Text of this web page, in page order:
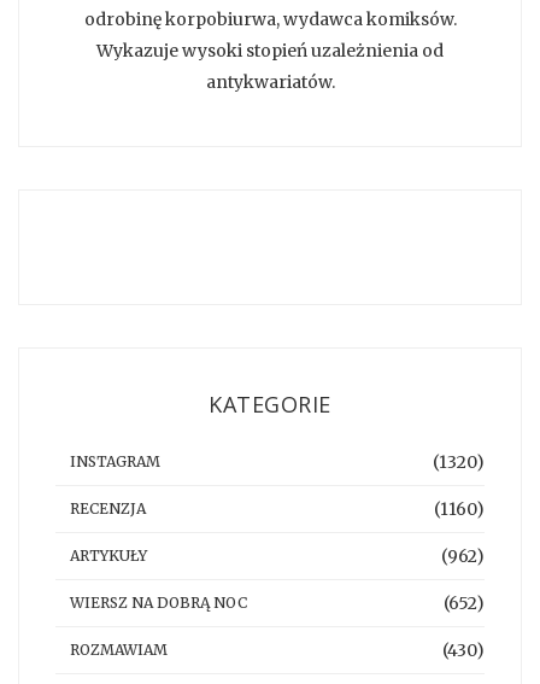
odrobinę korpobiurwa, wydawca komiksów.
Wykazuje wysoki stopień uzależnienia od
antykwariatów.
KATEGORIE
INSTAGRAM (1320)
RECENZJA (1160)
ARTYKUŁY (962)
WIERSZ NA DOBRĄ NOC (652)
ROZMAWIAM (430)